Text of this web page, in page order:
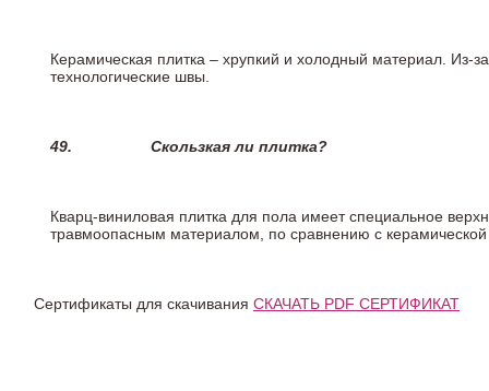
Керамическая плитка – хрупкий и холодный материал. Из-
технологические швы.
49. Скользкая ли плитка?
Кварц-виниловая плитка для пола имеет специальное
травмоопасным материалом, по сравнению с
Сертификаты для скачивания СКАЧАТЬ PDF СЕРТИФИКАТ